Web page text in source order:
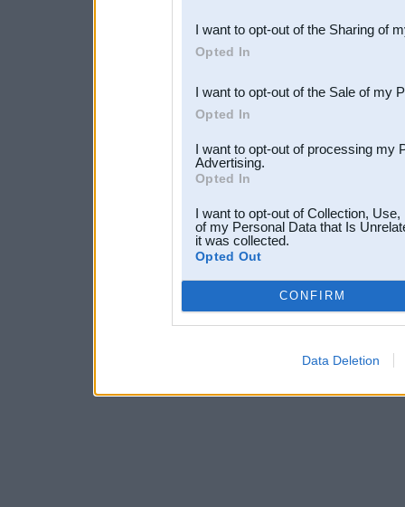
Downstream Participants
third parties.
I want to opt-out of the Sharing of
Opted In
I want to opt-out of the Sale of my
Opted In
I want to opt-out of processing my
Advertising.
Opted In
I want to opt-out of Collection,
of my Personal Data that Is
it was collected.
Opted Out
CONFIRM
Data Deletion